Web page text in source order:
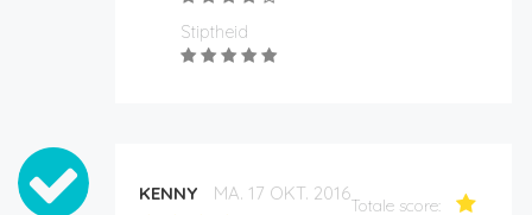
Stiptheid
KENNY MA. 17 OKT. 2016
Totale score: